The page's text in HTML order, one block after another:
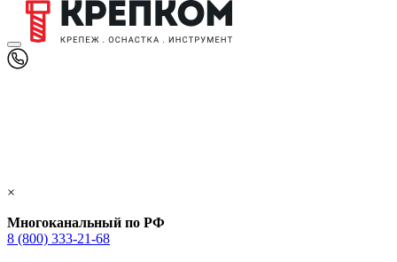
×
Многоканальный по РФ
8 (800) 333‑21-68